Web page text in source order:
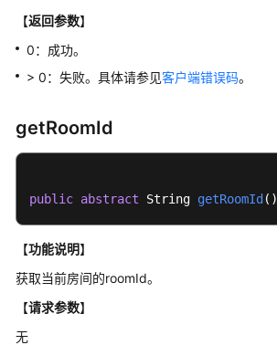
基
本
逻
辑
接
考
【返回参数】
0：成功。
> 0：失败。具体请参见客户端错误码。
getRoomId
public abstract String getRoomId ()
【功能说明】
获取当前房间的roomId。
【请求参数】
无